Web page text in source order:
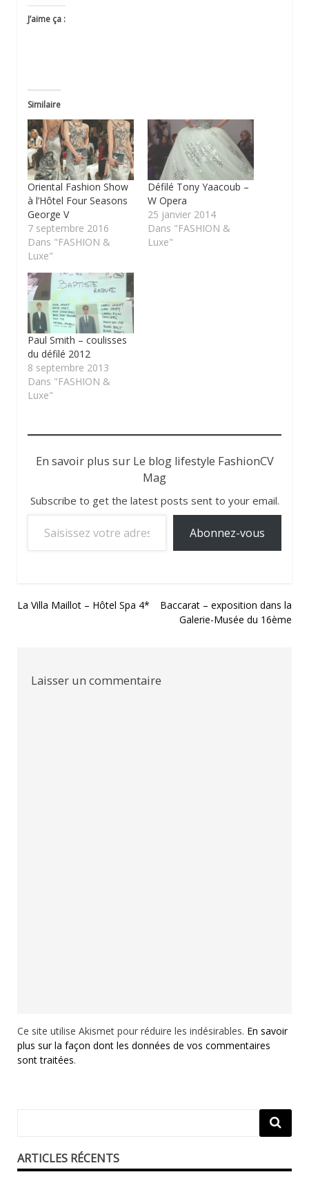
J’aime ça :
Similaire
Oriental Fashion Show
à l’Hôtel Four Seasons
George V
7 septembre 2016
Dans "FASHION &
Luxe"
Défilé Tony Yaacoub –
W Opera
25 janvier 2014
Dans "FASHION &
Luxe"
Paul Smith – coulisses
du défilé 2012
8 septembre 2013
Dans "FASHION &
Luxe"
En savoir plus sur Le blog lifestyle FashionCV
Mag
Subscribe to get the latest posts sent to your email.
Abonnez-vous
Navigation
La Villa Maillot – Hôtel Spa 4*
Baccarat – exposition dans la
Galerie-Musée du 16ème
Laisser un commentaire
Ce site utilise Akismet pour réduire les indésirables. En savoir
plus sur la façon dont les données de vos commentaires
sont traitées.
ARTICLES RÉCENTS